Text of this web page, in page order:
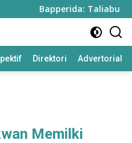
Bapperida: Taliabu Butuh
Direktori Advertorial
Memilki